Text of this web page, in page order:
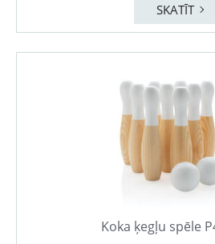
SKATĪT
Koka ķegļu spēle